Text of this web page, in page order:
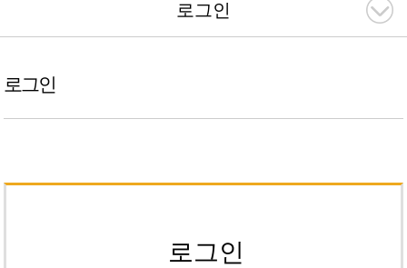
로그인
로그인
로그인